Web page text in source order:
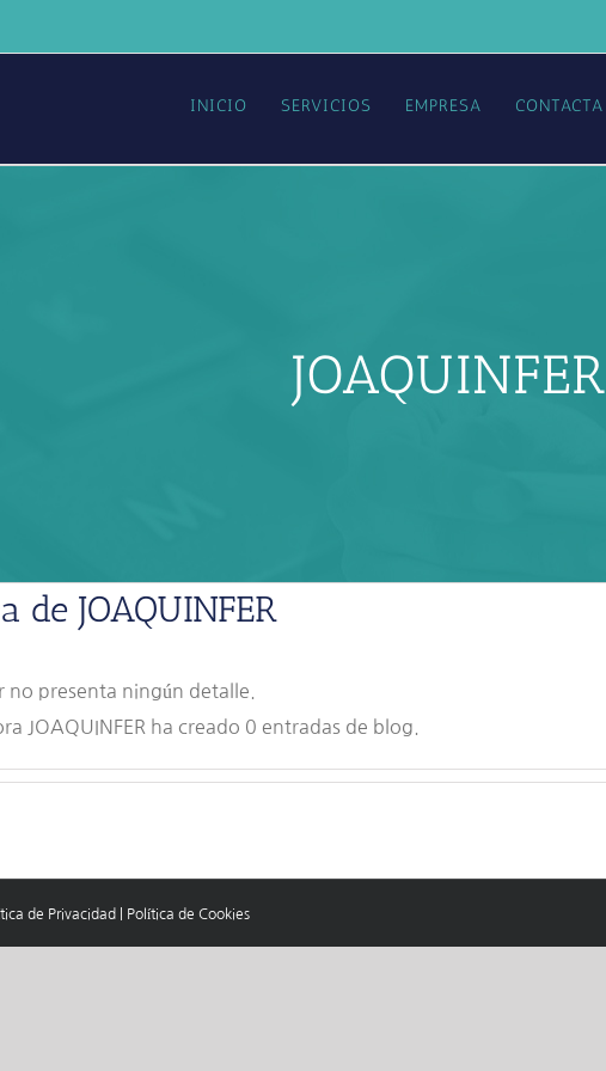
INICIO SERVICIOS EMPRESA CONTACTA
JOAQUINFER
de JOAQUINFER
no presenta ningún detalle.
JOAQUINFER ha creado 0 entradas de blog.
de Privacidad Política de Cookies